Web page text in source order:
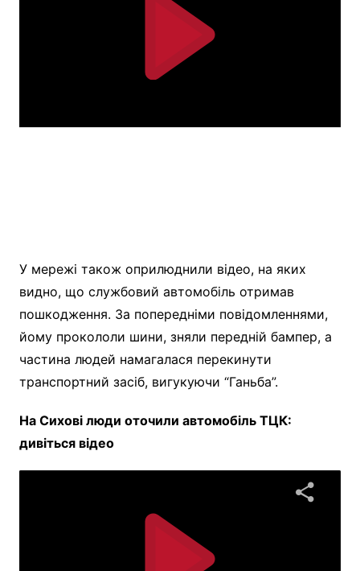
У мережі також оприлюднили відео, на яких
видно, що службовий автомобіль отримав
пошкодження. За попередніми повідомленнями,
йому прокололи шини, зняли передній бампер, а
частина людей намагалася перекинути
транспортний засіб, вигукуючи “Ганьба”.
На Сихові люди оточили автомобіль ТЦК:
дивіться відео